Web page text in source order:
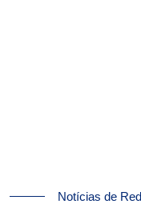
Notícias de